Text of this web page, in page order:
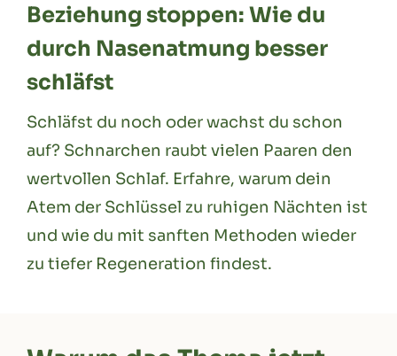
Beziehung stoppen: Wie du
durch Nasenatmung besser
schläfst
Schläfst du noch oder wachst du schon
auf? Schnarchen raubt vielen Paaren den
wertvollen Schlaf. Erfahre, warum dein
Atem der Schlüssel zu ruhigen Nächten ist
und wie du mit sanften Methoden wieder
zu tiefer Regeneration findest.